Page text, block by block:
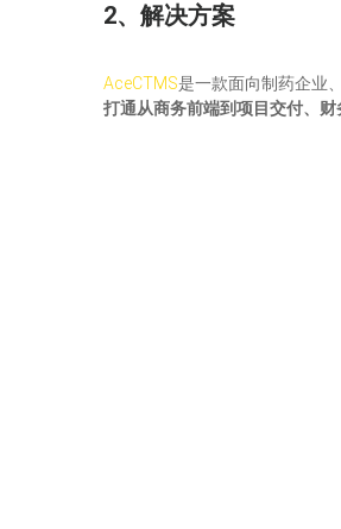
2、解决方案
AceCTMS是一款面向制药企业
打通从商务前端到项目交付、